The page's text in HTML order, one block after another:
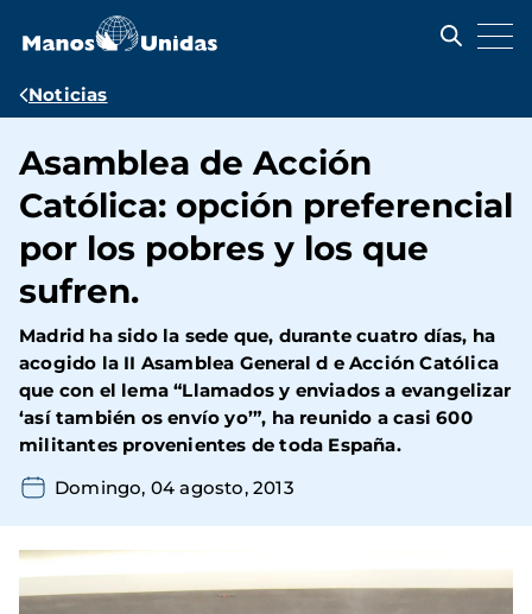
contenido
Ruta
navegación
Noticias
Asamblea de Acción
Católica: opción preferencial
por los pobres y los que
sufren.
Madrid ha sido la sede que, durante cuatro días, ha
acogido la II Asamblea General d e Acción Católica
que con el lema “Llamados y enviados a evangelizar
‘así también os envío yo’”, ha reunido a casi 600
militantes provenientes de toda España.
Domingo, 04 agosto, 2013